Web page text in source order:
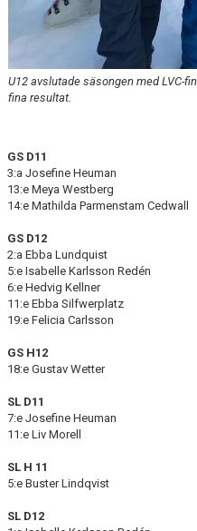
U12 avslutade säsongen med LVC-
fina resultat.
GS D11
3:a Josefine Heuman
13:e Meya Westberg
14:e Mathilda Parmenstam Cedwall
GS D12
2:a Ebba Lundquist
5:e Isabelle Karlsson Redén
6:e Hedvig Kellner
11:e Ebba Silfwerplatz
19:e Felicia Carlsson
GS H12
18:e Gustav Wetter
SL D11
7:e Josefine Heuman
11:e Liv Morell
SL H 11
5:e Buster Lindqvist
SL D12